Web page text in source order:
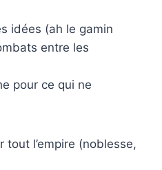
idées (ah le gamin
entre les
pour ce qui ne
tout l’empire (noblesse,